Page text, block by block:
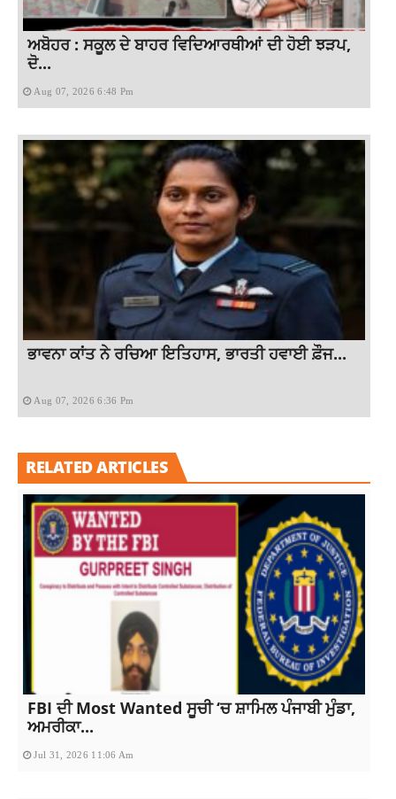
ਅਬੋਹਰ : ਸਕੂਲ ਦੇ ਬਾਹਰ ਵਿਦਿਆਰਥੀਆਂ ਦੀ ਹੋਈ ਝੜਪ,
ਦੋ...
Aug 07, 2026 6:48 Pm
ਭਾਵਨਾ ਕਾਂਤ ਨੇ ਰਚਿਆ ਇਤਿਹਾਸ, ਭਾਰਤੀ ਹਵਾਈ ਫ਼ੌਜ...
Aug 07, 2026 6:36 Pm
RELATED ARTICLES
FBI ਦੀ Most Wanted ਸੂਚੀ ‘ਚ ਸ਼ਾਮਿਲ ਪੰਜਾਬੀ ਮੁੰਡਾ,
ਅਮਰੀਕਾ...
Jul 31, 2026 11:06 Am